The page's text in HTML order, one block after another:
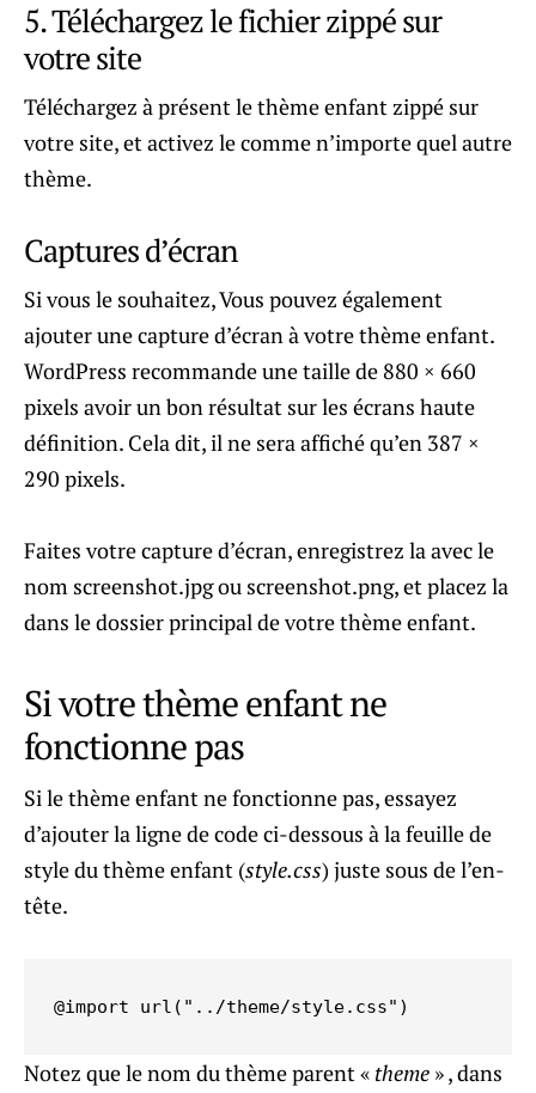
5. Téléchargez le fichier zippé sur
votre site
Téléchargez à présent le thème enfant zippé sur
votre site, et activez le comme n’importe quel autre
thème.
Captures d’écran
Si vous le souhaitez, Vous pouvez également
ajouter une capture d’écran à votre thème enfant.
WordPress recommande une taille de 880 × 660
pixels avoir un bon résultat sur les écrans haute
définition. Cela dit, il ne sera affiché qu’en 387 ×
290 pixels.
Faites votre capture d’écran, enregistrez la avec le
nom screenshot.jpg ou screenshot.png, et placez la
dans le dossier principal de votre thème enfant.
Si votre thème enfant ne
fonctionne pas
Si le thème enfant ne fonctionne pas, essayez
d’ajouter la ligne de code ci-dessous à la feuille de
style du thème enfant (style.css) juste sous de l’en-
tête.
@import url("../theme/style.css")
Notez que le nom du thème parent « theme » , dans